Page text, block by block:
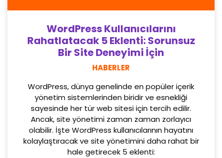
WordPress Kullanıcılarını
Rahatlatacak 5 Eklenti: Sorunsuz
Bir Site Deneyimi İçin
HABERLER
WordPress, dünya genelinde en popüler içerik
yönetim sistemlerinden biridir ve esnekliği
sayesinde her tür web sitesi için tercih edilir.
Ancak, site yönetimi zaman zaman zorlayıcı
olabilir. İşte WordPress kullanıcılarının hayatını
kolaylaştıracak ve site yönetimini daha rahat bir
hale getirecek 5 eklenti: